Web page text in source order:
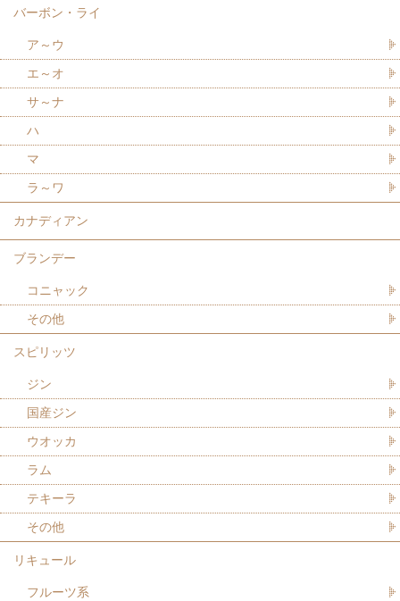
バーボン・ライ
ア～ウ
エ～オ
サ～ナ
ハ
マ
ラ～ワ
カナディアン
ブランデー
コニャック
その他
スピリッツ
ジン
国産ジン
ウオッカ
ラム
テキーラ
その他
リキュール
フルーツ系